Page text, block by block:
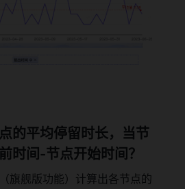
的平均停留时长，当节
时间-节点开始时间？
旗舰版功能）计算出各节点的